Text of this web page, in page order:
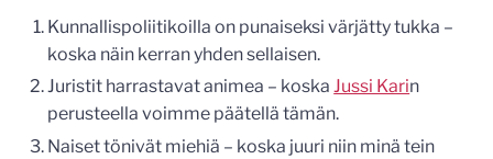
Kunnallispoliitikoilla on punaiseksi värjätty tukka –
koska näin kerran yhden sellaisen.
Juristit harrastavat animea – koskaJussi Karin
perusteella voimme päätellä tämän.
Naiset tönivät miehiä – koska juuri niin minä tein